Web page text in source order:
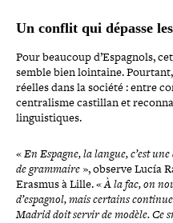
Un conflit qui dépasse
Pour beaucoup d’Espagnols,
semble bien lointaine.
réelles dans la société : entre
cen­tra­lisme castillan et
linguistiques.
«En Espagne, la langue, c’est
de grammaire», observe Lucía
Erasmus à Lille. «À la fac, on
d’espagnol, mais certains
Madrid doit servir de modèle. Ce